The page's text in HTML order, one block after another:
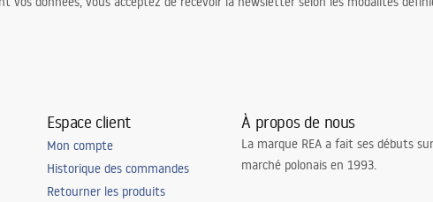
Espace client
Mon compte
Historique des commandes
Retourner les produits
À propos de nous
La marque REA a fait ses débuts
marché polonais en 1993.